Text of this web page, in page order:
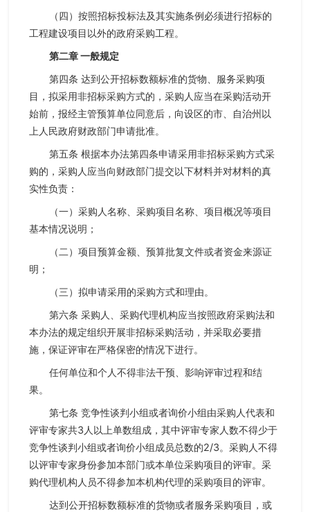
（四）按照招标投标法及其实施条例必须进行招标的
工程建设项目以外的政府采购工程。
第二章 一般规定
第四条 达到公开招标数额标准的货物、服务采购项
目，拟采用非招标采购方式的，采购人应当在采购活动开
始前，报经主管预算单位同意后，向设区的市、自治州以
上人民政府财政部门申请批准。
第五条 根据本办法第四条申请采用非招标采购方式采
购的，采购人应当向财政部门提交以下材料并对材料的真
实性负责：
（一）采购人名称、采购项目名称、项目概况等项目
基本情况说明；
（二）项目预算金额、预算批复文件或者资金来源证
明；
（三）拟申请采用的采购方式和理由。
第六条 采购人、采购代理机构应当按照政府采购法和
本办法的规定组织开展非招标采购活动，并采取必要措
施，保证评审在严格保密的情况下进行。
任何单位和个人不得非法干预、影响评审过程和结
果。
第七条 竞争性谈判小组或者询价小组由采购人代表和
评审专家共3人以上单数组成，其中评审专家人数不得少于
竞争性谈判小组或者询价小组成员总数的2/3。采购人不得
以评审专家身份参加本部门或本单位采购项目的评审。采
购代理机构人员不得参加本机构代理的采购项目的评审。
达到公开招标数额标准的货物或者服务采购项目，或